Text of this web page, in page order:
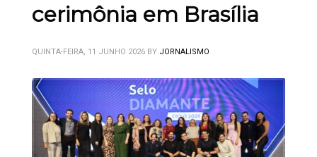
cerimônia em Brasília
QUINTA-FEIRA, 11 JUNHO 2026 BY JORNALISMO